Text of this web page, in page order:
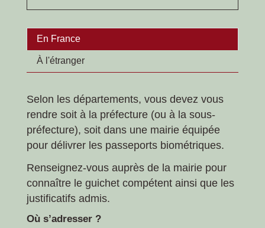
En France
À l'étranger
Selon les départements, vous devez vous
rendre soit à la préfecture (ou à la sous-
préfecture), soit dans une mairie équipée
pour délivrer les passeports biométriques.
Renseignez-vous auprès de la mairie pour
connaître le guichet compétent ainsi que les
justificatifs admis.
Où s’adresser ?